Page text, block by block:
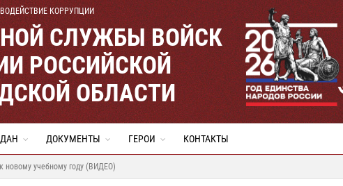
КОРРУПЦИИ
СЛУЖБЫ ВОЙСК
РОССИЙСКОЙ
ОБЛАСТИ
ДОКУМЕНТЫ ГЕРОИ КОНТАКТЫ
новому учебному году (ВИДЕО)